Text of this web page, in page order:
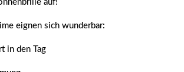
auf!
eignen sich wunderbar:
in den Tag